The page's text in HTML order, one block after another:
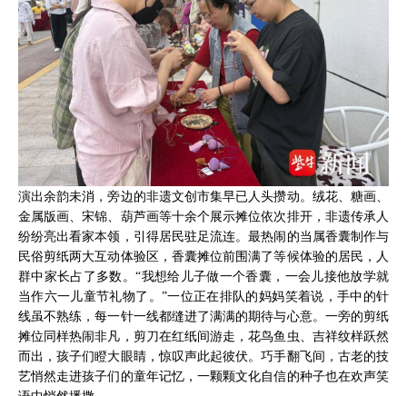
演出余韵未消，旁边的非遗文创市集早已人头攒动。绒花、糖画、
金属版画、宋锦、葫芦画等十余个展示摊位依次排开，非遗传承人
纷纷亮出看家本领，引得居民驻足流连。最热闹的当属香囊制作与
民俗剪纸两大互动体验区，香囊摊位前围满了等候体验的居民，人
群中家长占了多数。“我想给儿子做一个香囊，一会儿接他放学就
当作六一儿童节礼物了。”一位正在排队的妈妈笑着说，手中的针
线虽不熟练，每一针一线都缝进了满满的期待与心意。一旁的剪纸
摊位同样热闹非凡，剪刀在红纸间游走，花鸟鱼虫、吉祥纹样跃然
而出，孩子们瞪大眼睛，惊叹声此起彼伏。巧手翻飞间，古老的技
艺悄然走进孩子们的童年记忆，一颗颗文化自信的种子也在欢声笑